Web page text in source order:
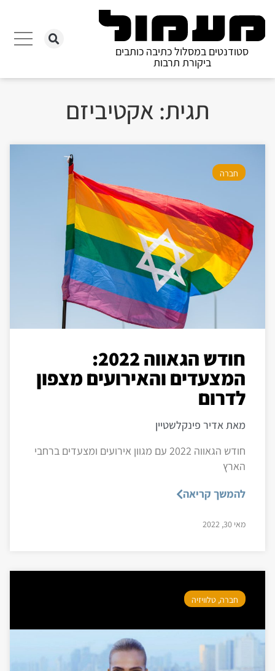
סטודנטים במסלול כתיבה כותבים
ביקורת תרבות
תגית: אקטיביזם
חברה
חודש הגאווה 2022:
המצעדים והאירועים מצפון
לדרום
מאת אדיר פינקלשטיין
חודש הגאווה 2022 עם מגוון אירועים ומצעדים ברחבי
הארץ
להמשך קריאה
מאי 30, 2022
חברה, טלוויזיה